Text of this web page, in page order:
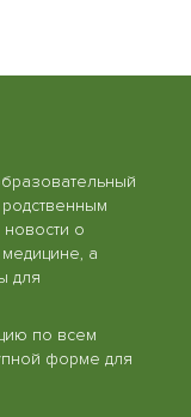
о
а
для
по всем
форме для